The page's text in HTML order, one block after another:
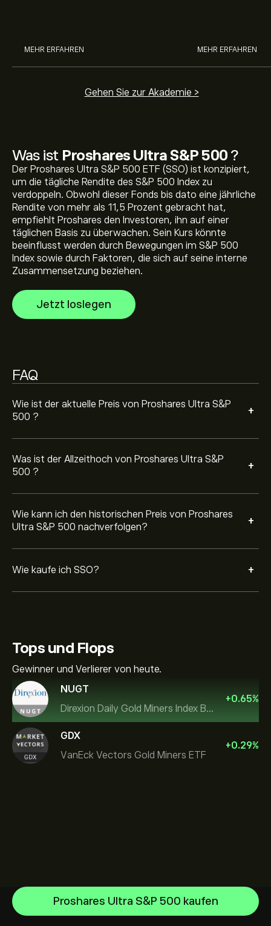
Was ist Proshares Ultra S&P 500 ?
Der Proshares Ultra S&P 500 ETF (SSO) ist konzipiert,
um die tägliche Rendite des S&P 500 Index zu
verdoppeln. Obwohl dieser Fonds bis dato eine jährliche
Rendite von mehr als 11,5 Prozent gebracht hat,
empfiehlt Proshares den Investoren, ihn auf einer
täglichen Basis zu überwachen. Sein Kurs könnte
beeinflusst werden durch Bewegungen im S&P 500
Index sowie durch Faktoren, die sich auf seine interne
Zusammensetzung beziehen.
Jetzt loslegen
MEHR ERFAHREN MEHR ERFAHREN
Gehen Sie zur Akademie >
FAQ
Wie ist der aktuelle Preis von Proshares Ultra S&P
500 ?
+
Der aktuelle Preis von SSO beträgt 70.88‎$‎ USD
Was ist der Allzeithoch von Proshares Ultra S&P
500 ?
+
Allzeithoch von Proshares Ultra S&P 500 liegt bei
72.41‎$‎ USD
Wie kann ich den historischen Preis von Proshares
Ultra S&P 500 nachverfolgen?
+
Wählen Sie den Zeitrahmen „1T“ oder „1W“ auf dem
Preisbewegungen von Proshares Ultra S&P 500 zu
sehen. Der Preis von Proshares Ultra S&P 500 bewegte
sich im letzten Jahr in einer Handelsspanne von 19.36‎$‎.
Wie kaufe ich SSO? +
Um SSO zu kaufen, besuchen Sie die Seite „Proshares
kaufen möchten. Sie können auch einen Auftrag
erteilen, der SSO künftig zu einem bestimmten Preis
kauft.
Tops und Flops
Gewinner und Verlierer von heute.
NUGT
Direxion Daily Gold Miners Index Bull 2X ETF
+0.65%
GDX
VanEck Vectors Gold Miners ETF
+0.29%
Proshares Ultra S&P 500 kaufen
Invesco S&P 500 Equal Weight ETF